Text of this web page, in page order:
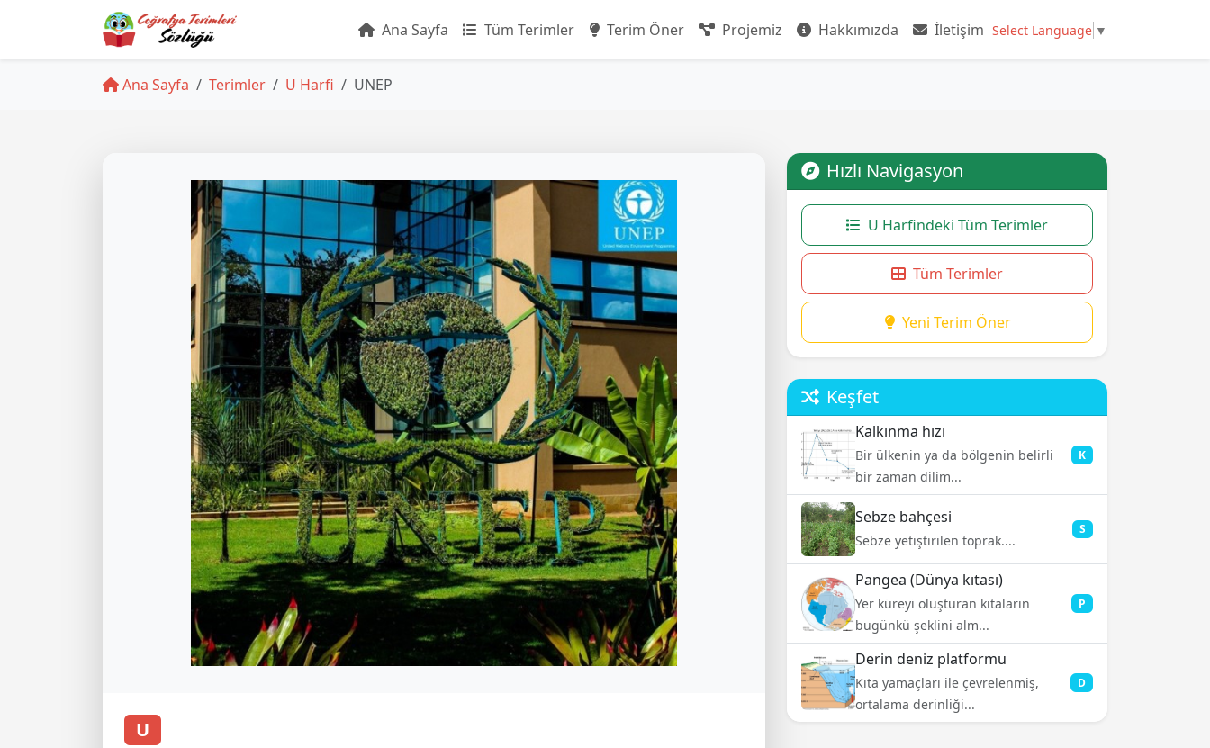
Ana Sayfa Tüm Terimler Terim Öner Projemiz Hakkımızda İletişim Select Language ▼
Ana Sayfa Terimler U Harfi UNEP
U
Hızlı Navigasyon
U Harfindeki Tüm Terimler
Tüm Terimler
Yeni Terim Öner
Keşfet
Kalkınma hızı
Bir ülkenin ya da bölgenin belirli
bir zaman dilim...
K
Sebze bahçesi
Sebze yetiştirilen toprak....
S
Pangea (Dünya kıtası)
Yer küreyi oluşturan kıtaların
bugünkü şeklini alm...
P
Derin deniz platformu
Kıta yamaçları ile çevrelenmiş,
ortalama derinliği...
D